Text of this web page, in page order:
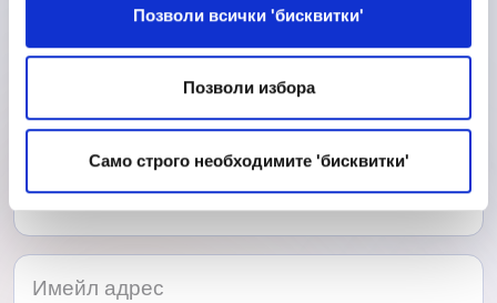
Само строго необходимите 'бисквитки'
Контакти
Нашият любезен екип ще се радва да се
свържете с нас.